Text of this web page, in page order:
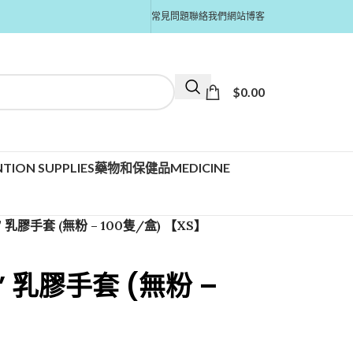
常見問題聯絡我們網站博客
$0.00
SUPPLIES藥物和保健品MEDICINE
膠手套 (無粉 – 100隻/盒) 【XS】
乳膠手套 (無粉 –